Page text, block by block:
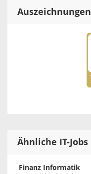
Auszeichnungen
Ähnliche IT-Jobs
Finanz Informatik